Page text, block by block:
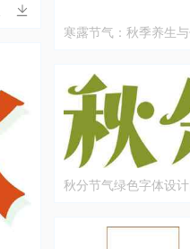
寒露节气：秋季养生
秋分节气绿色字体设